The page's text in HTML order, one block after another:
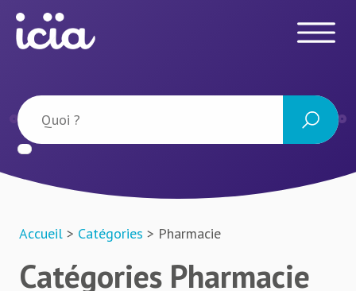
Accueil > Catégories > Pharmacie
Catégories Pharmacie